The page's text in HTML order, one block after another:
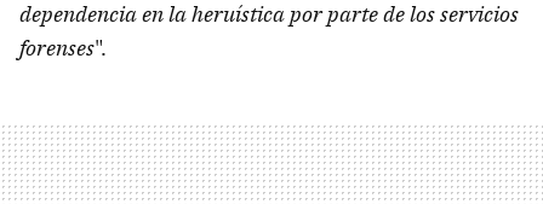
dependencia en la heruística por parte de los servicios
forenses".